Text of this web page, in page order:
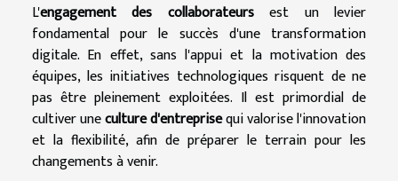
L'engagement des collaborateursest un levier
fondamental pour le succès d'une transformation
digitale. En effet, sans l'appui et la motivation des
équipes, les initiatives technologiques risquent de ne
pas être pleinement exploitées. Il est primordial de
cultiver uneculture d'entreprisequi valorise l'innovation
et la flexibilité, afin de préparer le terrain pour les
changements à venir.